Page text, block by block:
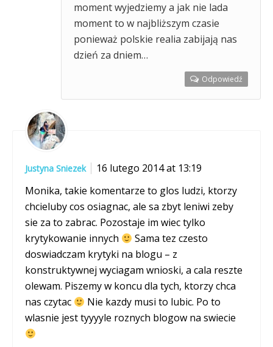
moment wyjedziemy a jak nie lada
moment to w najbliższym czasie
ponieważ polskie realia zabijają nas
dzień za dniem…
Odpowiedź
Justyna Sniezek
16 lutego 2014 at 13:19
Monika, takie komentarze to glos ludzi, ktorzy
chcieluby cos osiagnac, ale sa zbyt leniwi zeby
sie za to zabrac. Pozostaje im wiec tylko
krytykowanie innych
Sama tez czesto
doswiadczam krytyki na blogu – z
konstruktywnej wyciagam wnioski, a cala reszte
olewam. Piszemy w koncu dla tych, ktorzy chca
nas czytac
Nie kazdy musi to lubic. Po to
wlasnie jest tyyyyle roznych blogow na swiecie